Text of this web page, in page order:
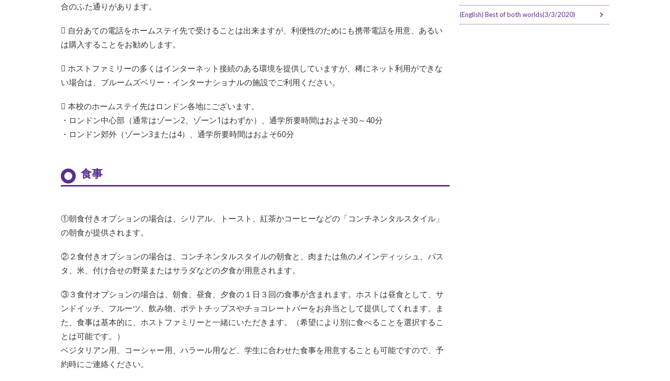
合のふた通りがあります。
 自分あての電話をホームステイ先で受けることは出来ますが、利便性のためにも携帯電話を用意、あるい
は購入することをお勧めします。
 ホストファミリーの多くはインターネット接続のある環境を提供していますが、稀にネット利用ができな
い場合は、ブルームズベリー・インターナショナルの施設でご利用ください。
 本校のホームステイ先はロンドン各地にございます。
・ロンドン中心部（通常はゾーン2、ゾーン1はわずか）、通学所要時間はおよそ30～40分
・ロンドン郊外（ゾーン3または4）、通学所要時間はおよそ60分
食事
①朝食付きオプションの場合は、シリアル、トースト、紅茶かコーヒーなどの「コンチネンタルスタイル」
の朝食が提供されます。
②２食付きオプションの場合は、コンチネンタルスタイルの朝食と、肉または魚のメインディッシュ、パス
タ、米、付け合せの野菜またはサラダなどの夕食が用意されます。
③３食付オプションの場合は、朝食、昼食、夕食の１日３回の食事が含まれます。ホストは昼食として、サ
ンドイッチ、フルーツ、飲み物、ポテトチップスやチョコレートバーをお弁当として提供してくれます。ま
た、食事は基本的に、ホストファミリーと一緒にいただきます。（希望により別に食べることを選択するこ
とは可能です。）
ベジタリアン用、コーシャー用、ハラール用など、学生に合わせた食事を用意することも可能ですので、予
約時にご連絡ください。
(English) Best of both worlds(3/3/2020)